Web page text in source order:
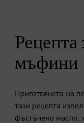
Рецепта
мъфини
Приготвянето на
тази рецепта
фъстъчено масло,